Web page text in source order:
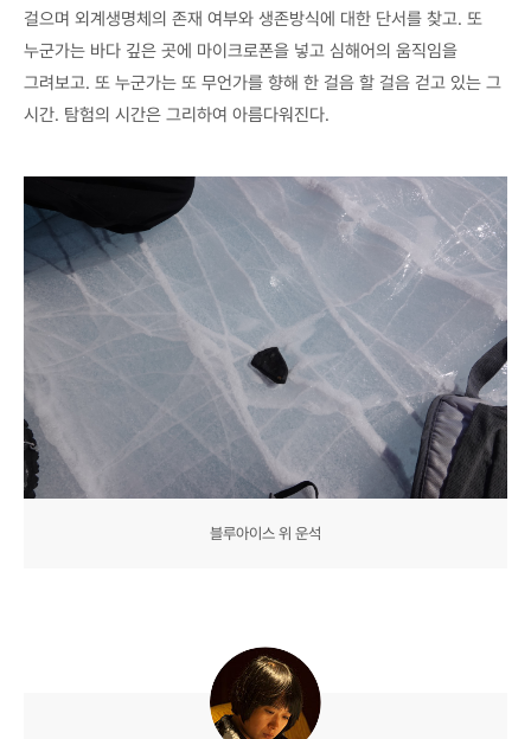
걸으며 외계생명체의 존재 여부와 생존방식에 대한 단서를 찾고. 또
누군가는 바다 깊은 곳에 마이크로폰을 넣고 심해어의 움직임을
그려보고. 또 누군가는 또 무언가를 향해 한 걸음 할 걸음 걷고 있는 그
시간. 탐험의 시간은 그리하여 아름다워진다.
블루아이스 위 운석